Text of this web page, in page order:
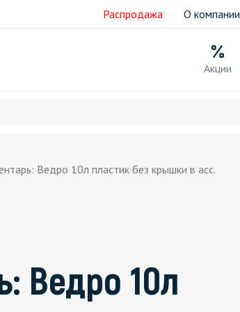
Распродажа О компании
Акции
Ведро 10л пластик без крышки в асс.
Ведро 10л